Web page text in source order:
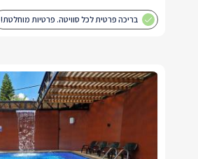
בריכה פרטית לכל סוויטה. פרטיות מוחלטת!